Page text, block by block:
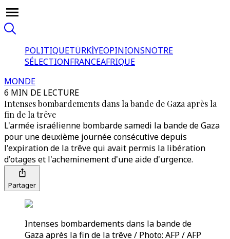
POLITIQUETÜRKİYEOPINIONSNOTRE
SÉLECTIONFRANCEAFRIQUE
MONDE
6 MIN DE LECTURE
Intenses bombardements dans la bande de Gaza après la
fin de la trêve
L'armée israélienne bombarde samedi la bande de Gaza
pour une deuxième journée consécutive depuis
l'expiration de la trêve qui avait permis la libération
d'otages et l'acheminement d'une aide d'urgence.
Partager
Intenses bombardements dans la bande de
Gaza après la fin de la trêve / Photo: AFP / AFP